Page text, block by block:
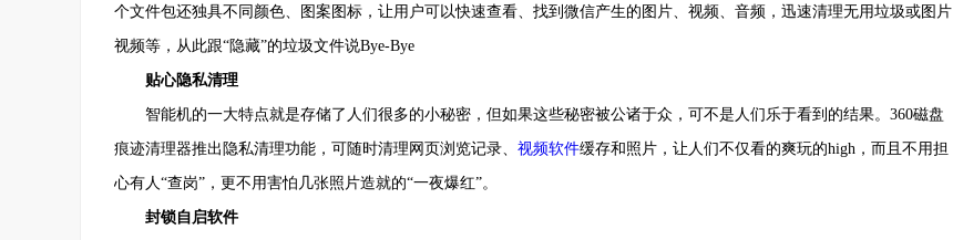
个文件包还独具不同颜色、图案图标，让用户可以快速查看、找到微信产生的图片、视频、音频，迅速清理无用垃圾或图片
视频等，从此跟“隐藏”的垃圾文件说Bye-Bye
贴心隐私清理
智能机的一大特点就是存储了人们很多的小秘密，但如果这些秘密被公诸于众，可不是人们乐于看到的结果。360磁盘
痕迹清理器推出隐私清理功能，可随时清理网页浏览记录、 视频软件缓存和照片，让人们不仅看的爽玩的high，而且不用担
心有人“查岗”，更不用害怕几张照片造就的“一夜爆红”。
封锁自启软件